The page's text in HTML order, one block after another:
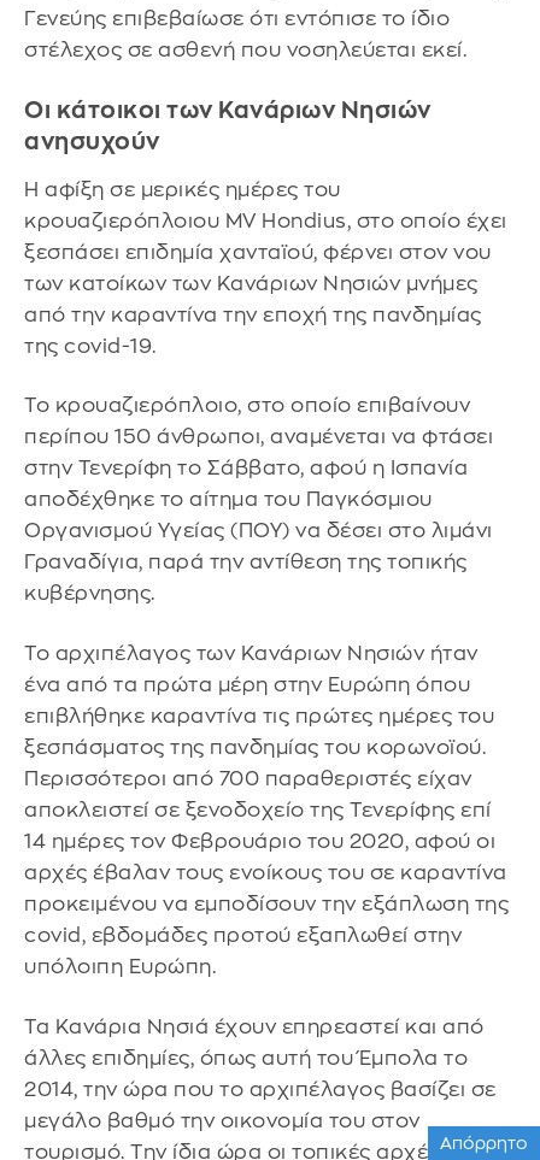
Γενεύης επιβεβαίωσε ότι εντόπισε το ίδιο
στέλεχος σε ασθενή που νοσηλεύεται εκεί.
Οι κάτοικοι των Κανάριων Νησιών
ανησυχούν
Η αφίξη σε μερικές ημέρες του
κρουαζιερόπλοιου MV Hondius, στο οποίο έχει
ξεσπάσει επιδημία χανταϊού, φέρνει στον νου
των κατοίκων των Κανάριων Νησιών μνήμες
από την καραντίνα την εποχή της πανδημίας
της covid-19.
Το κρουαζιερόπλοιο, στο οποίο επιβαίνουν
περίπου 150 άνθρωποι, αναμένεται να φτάσει
στην Τενερίφη το Σάββατο, αφού η Ισπανία
αποδέχθηκε το αίτημα του Παγκόσμιου
Οργανισμού Υγείας (ΠΟΥ) να δέσει στο λιμάνι
Γραναδίγια, παρά την αντίθεση της τοπικής
κυβέρνησης.
Το αρχιπέλαγος των Κανάριων Νησιών ήταν
ένα από τα πρώτα μέρη στην Ευρώπη όπου
επιβλήθηκε καραντίνα τις πρώτες ημέρες του
ξεσπάσματος της πανδημίας του κορωνοϊού.
Περισσότεροι από 700 παραθεριστές είχαν
αποκλειστεί σε ξενοδοχείο της Τενερίφης επί
14 ημέρες τον Φεβρουάριο του 2020, αφού οι
αρχές έβαλαν τους ενοίκους του σε καραντίνα
προκειμένου να εμποδίσουν την εξάπλωση της
covid, εβδομάδες προτού εξαπλωθεί στην
υπόλοιπη Ευρώπη.
Τα Κανάρια Νησιά έχουν επηρεαστεί και από
άλλες επιδημίες, όπως αυτή του Έμπολα το
2014, την ώρα που το αρχιπέλαγος βασίζει σε
μεγάλο βαθμό την οικονομία του στον
τουρισμό. Την ίδια ώρα οι τοπικές αρχές
Απόρρητο